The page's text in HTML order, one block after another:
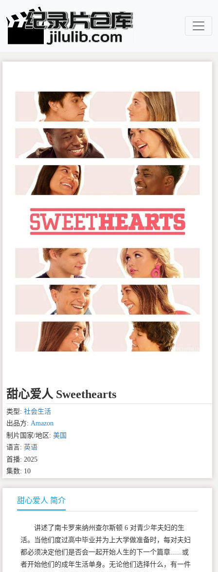
甜心爱人 Sweethearts
类型: 社会生活
出品方: Amazon
制片国家/地区: 美国
语言: 英语
首播: 2025
集数: 10
甜心爱人 简介
讲述了南卡罗来纳州查尔斯顿 6 对青少年夫妇的生
活。当他们度过高中毕业并为上大学做准备时，每对夫妇
都必须决定他们是否会一起开始人生的下一个篇章......或
者开始他们的成年生活单身。无论他们选择什么，有一件